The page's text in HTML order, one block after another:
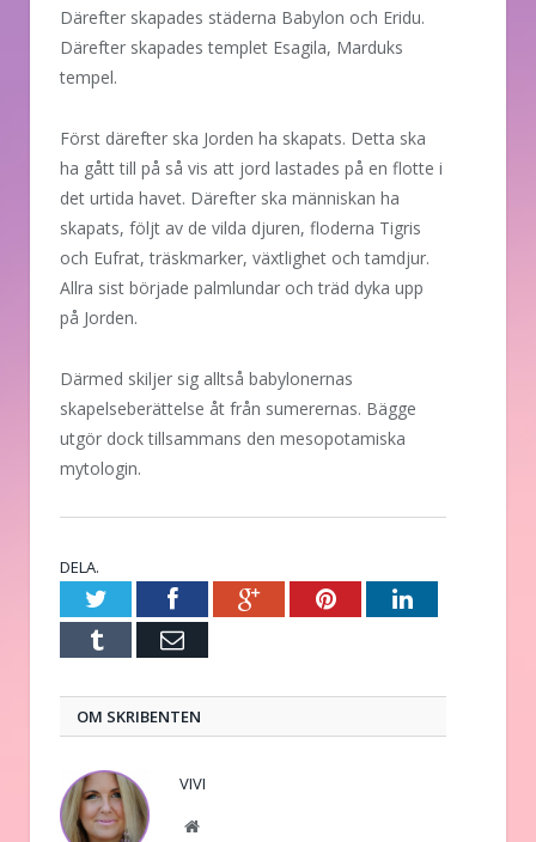
Därefter skapades städerna Babylon och Eridu.
Därefter skapades templet Esagila, Marduks
tempel.
Först därefter ska Jorden ha skapats. Detta ska
ha gått till på så vis att jord lastades på en flotte i
det urtida havet. Därefter ska människan ha
skapats, följt av de vilda djuren, floderna Tigris
och Eufrat, träskmarker, växtlighet och tamdjur.
Allra sist började palmlundar och träd dyka upp
på Jorden.
Därmed skiljer sig alltså babylonernas
skapelseberättelse åt från sumerernas. Bägge
utgör dock tillsammans den mesopotamiska
mytologin.
DELA.
TwitterFacebookGoogle+PinterestLinkedIn
Tumblr E-
OM SKRIBENTEN
VIVI
Website